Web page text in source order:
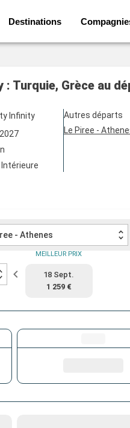
Destinations
Turquie, Grèce au
Infinity
Intérieure
Autres départs
Le Piree -
- Athenes
MEILLEUR PRIX
18 Sept.
1 259 €